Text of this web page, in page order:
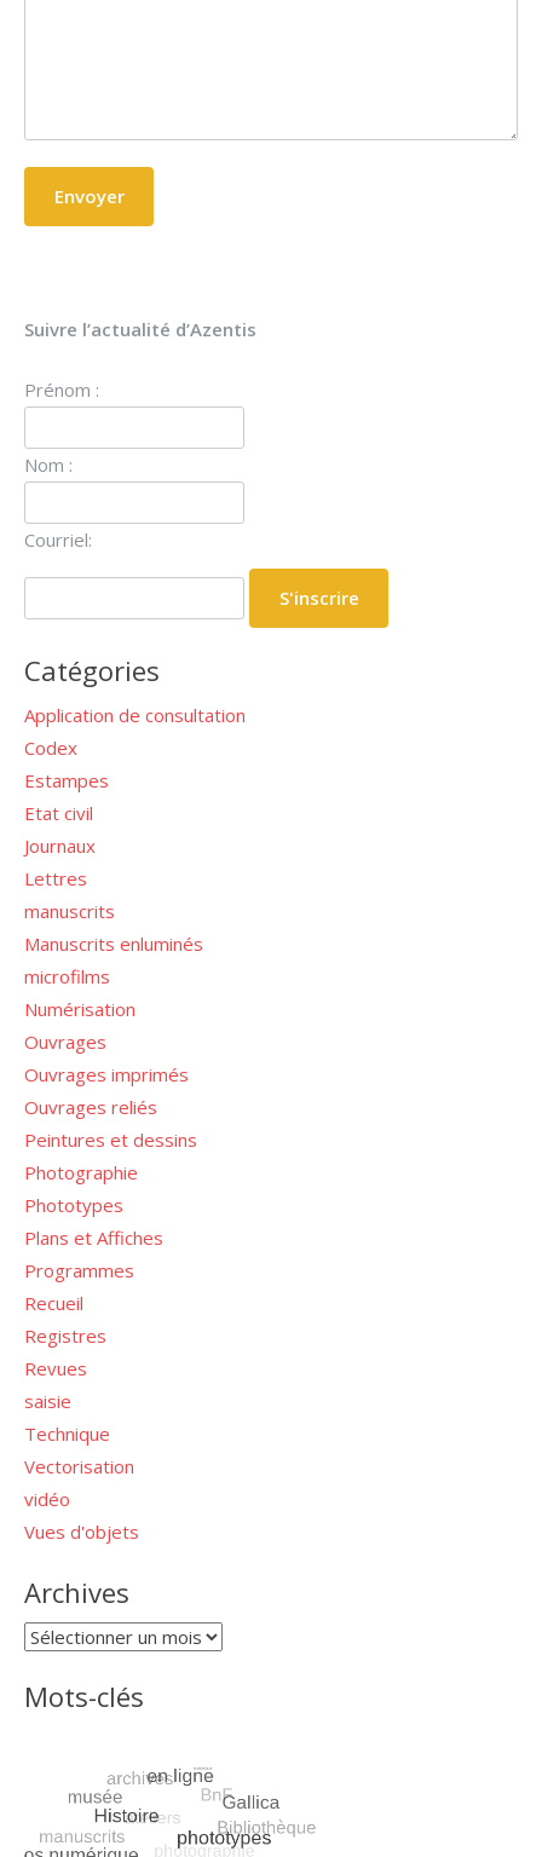
Suivre l’actualité d’Azentis
Prénom :
Nom :
Courriel:
Catégories
Application de consultation
Codex
Estampes
Etat civil
Journaux
Lettres
manuscrits
Manuscrits enluminés
microfilms
Numérisation
Ouvrages
Ouvrages imprimés
Ouvrages reliés
Peintures et dessins
Photographie
Phototypes
Plans et Affiches
Programmes
Recueil
Registres
Revues
saisie
Technique
Vectorisation
vidéo
Vues d'objets
Archives
Archives
Mots-clés